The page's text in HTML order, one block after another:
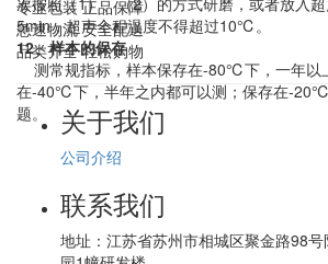
5min，超声全程温度不得超过10℃。
12、样本的保存
测常规指标，样本保存在-80℃下，一年以
在-40℃下，半年之内都可以测；保存在-
题。
专业包装 正品保障
急速物流 安全配送
品类齐全 轻松购物
关于我们
公司介绍
联系我们
地址： 江苏省苏州市相城区聚金路98